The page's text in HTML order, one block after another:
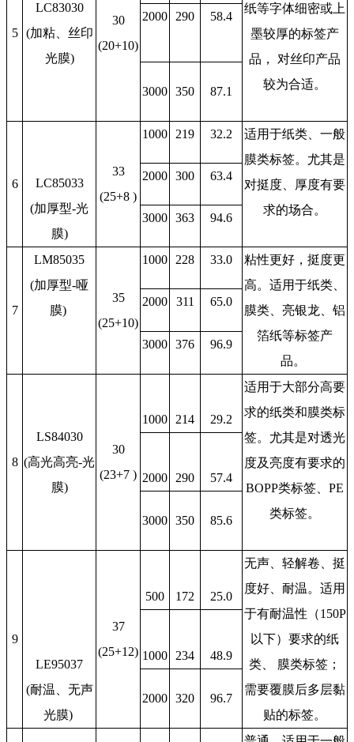
5
LC83030
(加粘、丝印
光膜)
30
(20+10)
纸等字体细密或上
墨较厚的标签产
品， 对丝印产品
较为合适。
2000 290 58.4
3000 350 87.1
6
LC85033
(加厚型-光
膜)
33
(25+8 )
1000 219 32.2
适用于纸类、一般
膜类标签。尤其是
对挺度、厚度有要
求的场合。
2000 300 63.4
3000 363 94.6
7
LM85035
(加厚型-哑
膜)
35
(25+10)
1000 228 33.0
粘性更好，挺度更
高。适用于纸类、
膜类、亮银龙、铝
箔纸等标签产
品。
2000 311 65.0
3000 376 96.9
8
LS84030
(高光高亮-光
膜)
30
(23+7 )
1000 214 29.2
适用于大部分高要
求的纸类和膜类标
签。尤其是对透光
度及亮度有要求的
BOPP类标签、PE
类标签。
2000 290 57.4
3000 350 85.6
9
LE95037
(耐温、无声
光膜)
37
(25+12)
500 172 25.0
无声、轻解卷、挺
度好、耐温。适用
于有耐温性（150P
以下）要求的纸
类、 膜类标签；
需要覆膜后多层黏
贴的标签。
1000 234 48.9
2000 320 96.7